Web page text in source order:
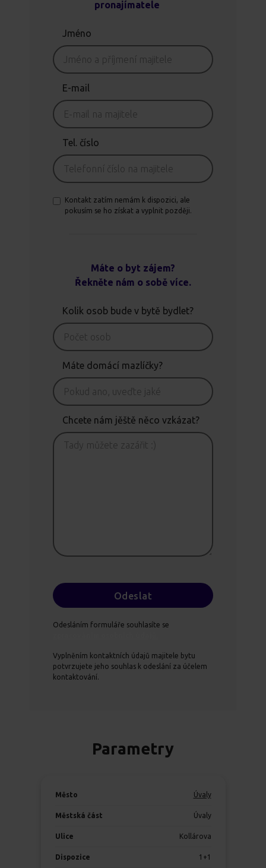
pronajímatele
Jméno
E-mail
Tel. číslo
Kontakt zatím nemám k dispozici, ale
pokusím se ho získat a vyplnit později.
Máte o byt zájem?
Řekněte nám o sobě více.
Kolik osob bude v bytě bydlet?
Máte domácí mazlíčky?
Chcete nám jěště něco vzkázat?
Odesláním formuláře souhlasíte se
Vyplněním kontaktních údajů majitele bytu
potvrzujete jeho souhlas k odeslání za účelem
kontaktování.
Parametry
Město Úvaly
Městská část Úvaly
Ulice Kollárova
Dispozice 1+1